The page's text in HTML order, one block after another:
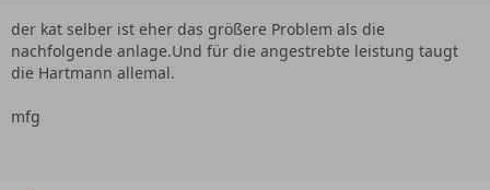
der kat selber ist eher das größere Problem als die
nachfolgende anlage.Und für die angestrebte leistung taugt
die Hartmann allemal.
mfg